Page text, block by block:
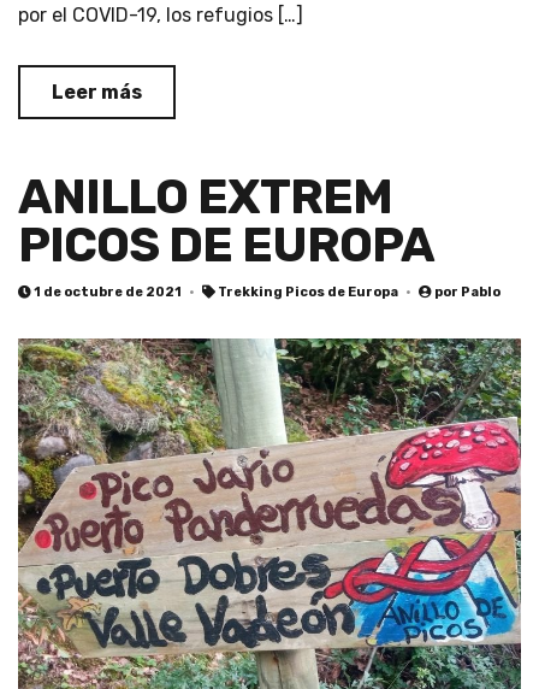
por el COVID-19, los refugios […]
Leer más
ANILLO EXTREM
PICOS DE EUROPA
1 de octubre de 2021 Trekking Picos de Europa por Pablo